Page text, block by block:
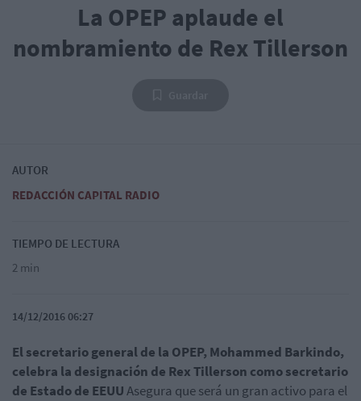
La OPEP aplaude el
nombramiento de Rex Tillerson
AUTOR
REDACCIÓN CAPITAL RADIO
TIEMPO DE LECTURA
2 min
14/12/2016 06:27
El secretario general de la OPEP, Mohammed Barkindo,
celebra la designación de Rex Tillerson como secretario
de Estado de EEUUAsegura que será un gran activo para el